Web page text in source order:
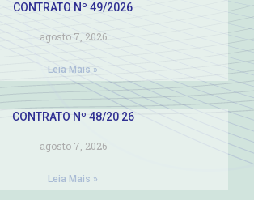
CONTRATO Nº 49/2026
agosto 7, 2026
Leia Mais »
CONTRATO Nº 48/20 26
agosto 7, 2026
Leia Mais »